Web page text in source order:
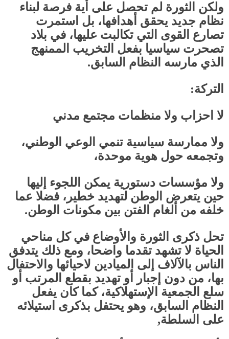
ولكن الثورة لم تحصل على أية فرصة لبناء
نظام جديد يحقق أهدافها، بل استمرت
تصارع القوى التي تكالبت عليها، في بلاد
تصحرت سياسيا بفعل التخريب الممنهج
الذي مارسه النظام السابق.
التركة:
لا احزاب ولا منظمات مجتمع مدني
ولا ممارسة سياسية تنمي الوعي الوطني،
وتجمعه حول هوية موحدة،
ولا مؤسسات دستورية يمكن اللجوء إليها
حين يتعرض الوطن لتهديد خطير، فضلا عما
خلفه من ألغام الفتن بين مكونات الوطن.
تحل ذكرى الثورة والأوضاع في كل مناحي
الحياة لا تشهد تقدما واضحا، ومع ذلك يتدفق
الناس بالآلاف إلى الميادين لاحيائها والاحتفال
بها، من دون إجبار أو تهديد بقطع المرتب أو
سلع الجمعية الإستهلاكية، كما كان يفعل
النظام السابق، وهو يحتفل بذكرى استيلائه
على السلطة,